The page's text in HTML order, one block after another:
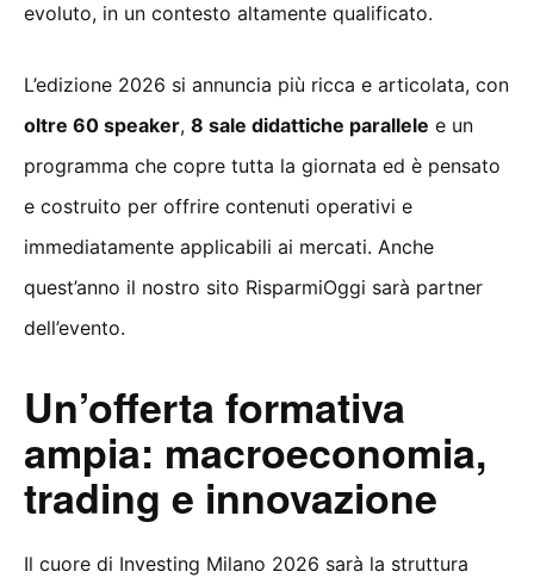
evoluto, in un contesto altamente qualificato.
L’edizione 2026 si annuncia più ricca e articolata, con
oltre 60 speaker, 8 sale didattiche parallele e un
programma che copre tutta la giornata ed è pensato
e costruito per offrire contenuti operativi e
immediatamente applicabili ai mercati. Anche
quest’anno il nostro sito RisparmiOggi sarà partner
dell’evento.
Un’offerta formativa
ampia: macroeconomia,
trading e innovazione
Il cuore di Investing Milano 2026 sarà la struttura